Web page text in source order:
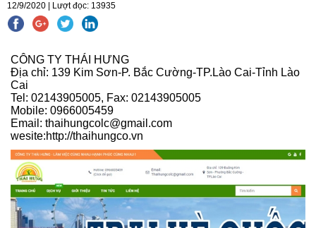
12/9/2020 | Lượt đọc: 13935
CÔNG TY THÁI HƯNG
Địa chỉ: 139 Kim Sơn-P. Bắc Cường-TP.Lào Cai-Tỉnh Lào
Cai
Tel: 02143905005, Fax: 02143905005
Mobile: 0966005459
Email: thaihungcolc@gmail.com
wesite:http://thaihungco.vn